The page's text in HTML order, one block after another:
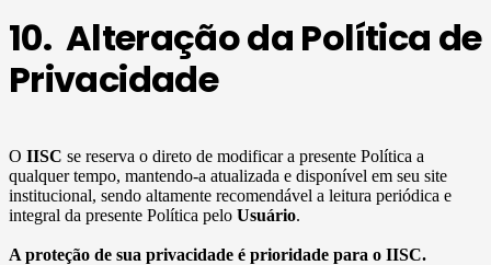
10. Alteração da Política de
Privacidade
O IISC se reserva o direto de modificar a presente Política a
qualquer tempo, mantendo-a atualizada e disponível em seu site
institucional, sendo altamente recomendável a leitura periódica e
integral da presente Política pelo Usuário.
A proteção de sua privacidade é prioridade para o IISC.